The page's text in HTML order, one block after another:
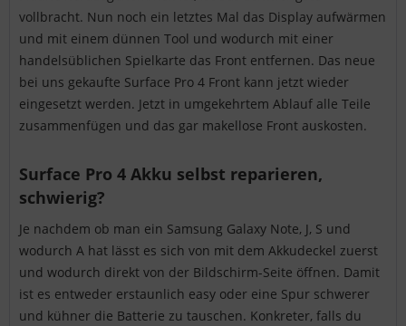
vollbracht. Nun noch ein letztes Mal das Display aufwärmen
und mit einem dünnen Tool und wodurch mit einer
handelsüblichen Spielkarte das Front entfernen. Das neue
bei uns gekaufte Surface Pro 4 Front kann jetzt wieder
eingesetzt werden. Jetzt in umgekehrtem Ablauf alle Teile
zusammenfügen und das gar makellose Front auskosten.
Surface Pro 4 Akku selbst reparieren,
schwierig?
Je nachdem ob man ein Samsung Galaxy Note, J, S und
wodurch A hat lässt es sich von mit dem Akkudeckel zuerst
und wodurch direkt von der Bildschirm-Seite öffnen. Damit
ist es entweder erstaunlich easy oder eine Spur schwerer
und kühner die Batterie zu tauschen. Konkreter, falls du